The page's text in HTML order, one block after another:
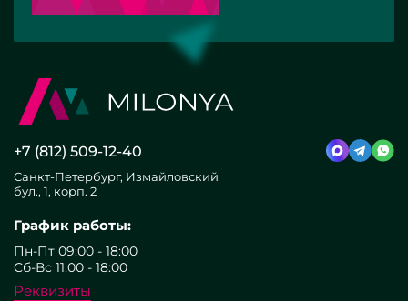
+7 (812) 509-12-40
Санкт-Петербург, Измайловский
бул., 1, корп. 2
График работы:
Пн-Пт 09:00 - 18:00
Сб-Вс 11:00 - 18:00
Реквизиты